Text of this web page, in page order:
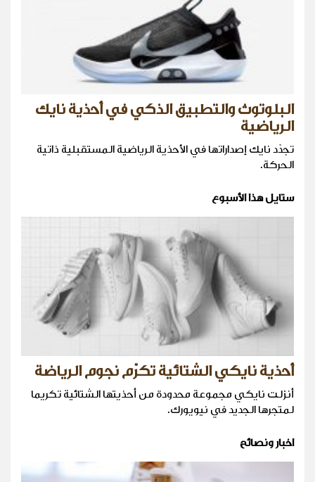
البلوتوث والتطبيق الذكي في أحذية نايك
الرياضية
تجدّد نايك إصداراتها في الأحذية الرياضية المستقبلية ذاتية
الحركة.
ستايل هذا الأسبوع
أحذية نايكي الشتائية تكرّم نجوم الرياضة
أنزلت نايكي مجموعة محدودة من أحذيتها الشتائية تكريما
لمتجرها الجديد في نيويورك.
اخبار ونصائح